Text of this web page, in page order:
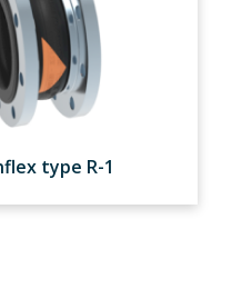
type R-1